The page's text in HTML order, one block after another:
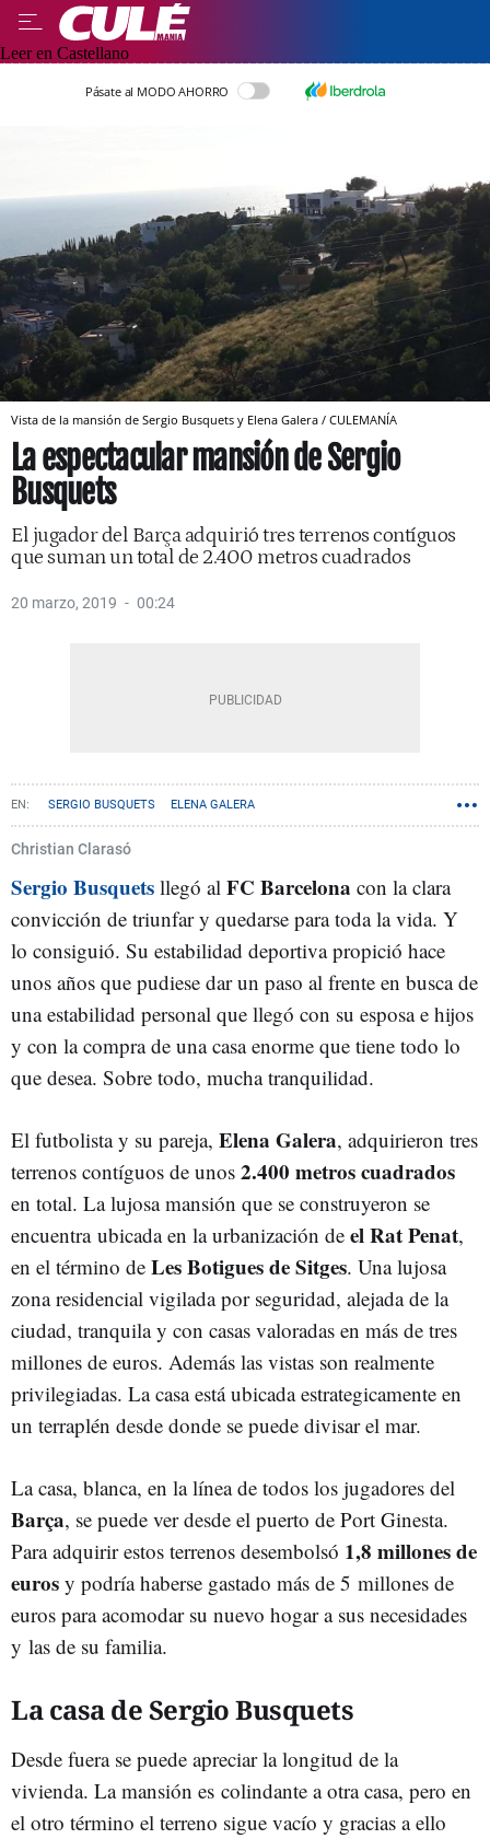
Leer en Castellano
Pásate al MODO AHORRO
Vista de la mansión de Sergio Busquets y Elena Galera / CULEMANÍA
La espectacular mansión de Sergio
Busquets
El jugador del Barça adquirió tres terrenos contíguos
que suman un total de 2.400 metros cuadrados
20 marzo, 2019 00:24
SERGIO BUSQUETS ELENA GALERA
Christian Clarasó
Sergio Busquets llegó al FC Barcelona con la clara
convicción de triunfar y quedarse para toda la vida. Y
lo consiguió. Su estabilidad deportiva propició hace
unos años que pudiese dar un paso al frente en busca de
una estabilidad personal que llegó con su esposa e hijos
y con la compra de una casa enorme que tiene todo lo
que desea. Sobre todo, mucha tranquilidad.
El futbolista y su pareja, Elena Galera, adquirieron tres
terrenos contíguos de unos 2.400 metros cuadrados
en total. La lujosa mansión que se construyeron se
encuentra ubicada en la urbanización de el Rat Penat,
en el término de Les Botigues de Sitges. Una lujosa
zona residencial vigilada por seguridad, alejada de la
ciudad, tranquila y con casas valoradas en más de tres
millones de euros. Además las vistas son realmente
privilegiadas. La casa está ubicada estrategicamente en
un terraplén desde donde se puede divisar el mar.
La casa, blanca, en la línea de todos los jugadores del
Barça, se puede ver desde el puerto de Port Ginesta.
Para adquirir estos terrenos desembolsó 1,8 millones de
euros y podría haberse gastado más de 5 millones de
euros para acomodar su nuevo hogar a sus necesidades
y las de su familia.
La casa de Sergio Busquets
Desde fuera se puede apreciar la longitud de la
vivienda. La mansión es colindante a otra casa, pero en
el otro término el terreno sigue vacío y gracias a ello